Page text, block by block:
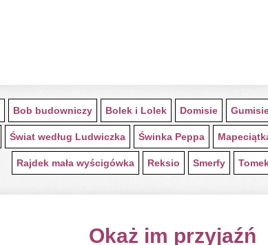
Bob budowniczy Bolek i Lolek Domisie
Świat według Ludwiczka Świnka Peppa
Rajdek mała wyścigówka Reksio Smerfy
Okaż im przyjaźń